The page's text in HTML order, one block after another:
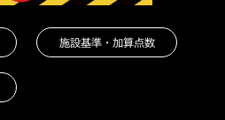
施設基準・加算点数